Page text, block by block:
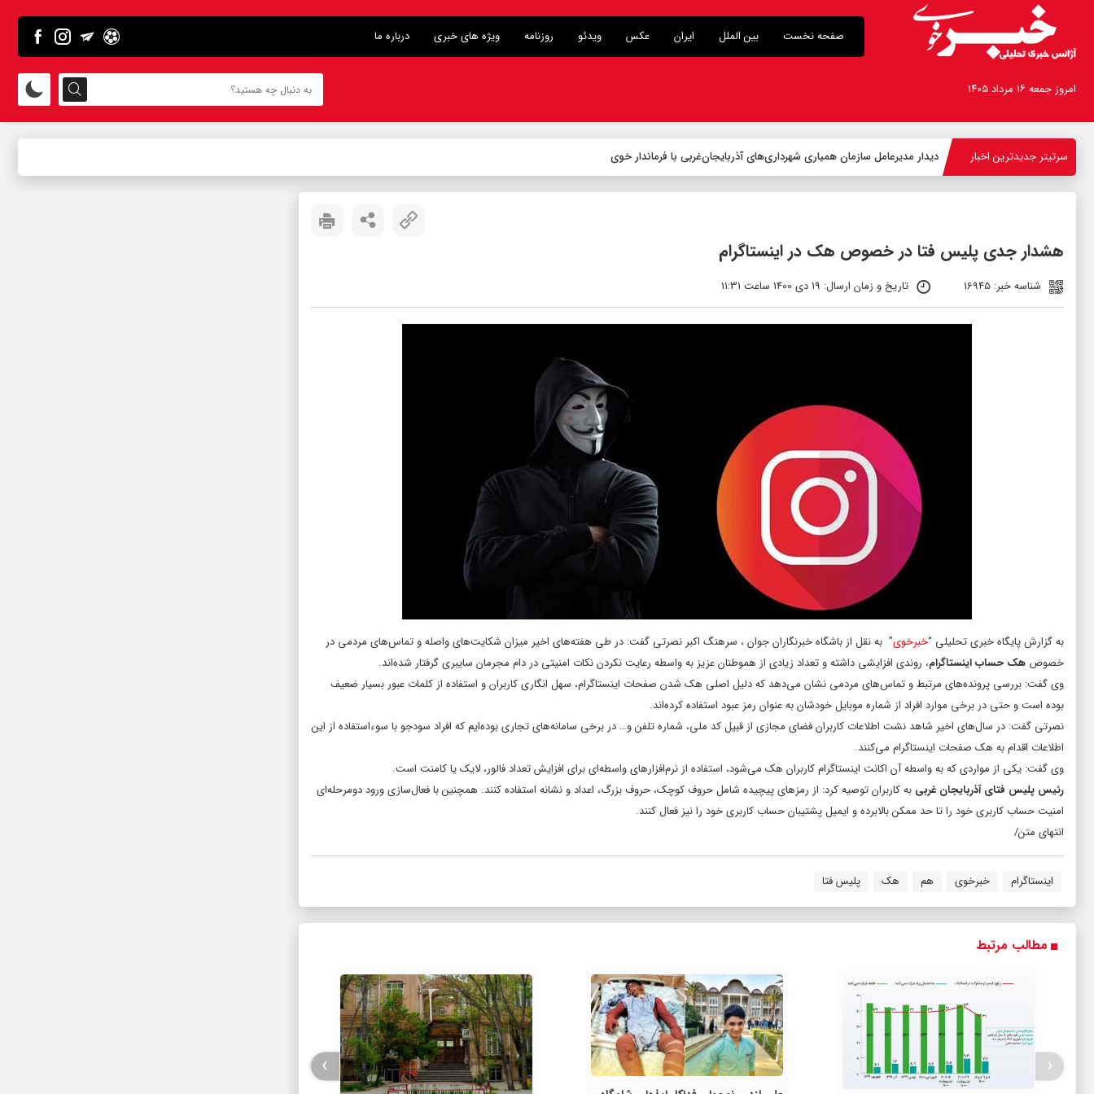
صفحه نخست بین الملل ایران عکس ویدئو روزنامه ویژه های خبری درباره ما
امروز جمعه ۱۶ مرداد ۱۴۰۵
سرتیتر جدیدترین اخبار
هشدار جدی پلیس فتا در خصوص هک در اینستاگرام
شناسه خبر: 16945 تاریخ و زمان ارسال: 19 دی 1400 ساعت 11:31
به گزارش پایگاه خبری تحلیلی “خبرخوی” به نقل از باشگاه خبرنگاران جوان ، سرهنگ اکبر نصرتی گفت: در طی هفته‌های اخیر میزان شکایت‌های واصله و تماس‌های مردمی در
خصوص هک حساب اینستاگرام، روندی افزایشی داشته و تعداد زیادی از هموطنان عزیز به واسطه رعایت نکردن نکات امنیتی در دام مجرمان سایبری گرفتار شده‌اند.
وی گفت: بررسی پرونده‌های مرتبط و تماس‌های مردمی نشان می‌دهد که دلیل اصلی هک شدن صفحات اینستاگرام، سهل انگاری کاربران و استفاده از کلمات عبور بسیار ضعیف
بوده است و حتی در برخی موارد افراد از شماره موبایل خودشان به عنوان رمز عبود استفاده کرده‌اند.
نصرتی گفت: در سال‌های اخیر شاهد نشت اطلاعات کاربران فضای مجازی از قبیل کد ملی، شماره تلفن و… در برخی سامانه‌های تجاری بوده‌ایم که افراد سودجو با سوء‌استفاده از این
اطلاعات اقدام به هک صفحات اینستاگرام می‌کنند.
وی گفت: یکی از مواردی که به واسطه آن اکانت اینستاگرام کاربران هک می‌شود، استفاده از نرم‌افزار‌های واسطه‌ای برای افزایش تعداد فالور، لایک یا کامنت است.
رئیس پلیس فتای آذربایجان غربی به کاربران توصیه کرد: از رمز‌های پیچیده شامل حروف کوچک، حروف بزرگ، اعداد و نشانه استفاده کنند. همچنین با فعال‌سازی ورود دومرحله‌ای
امنیت حساب کاربری خود را تا حد ممکن بالابرده و ایمیل پشتیبان حساب کاربری خود را نیز فعال کنند.
انتهای متن/
اینستاگرام خبرخوی هم هک پلیس فتا
مطالب مرتبط
‹
›